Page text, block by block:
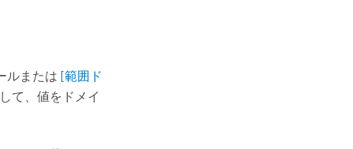
ルまたは [範囲ド
て、値をドメイ